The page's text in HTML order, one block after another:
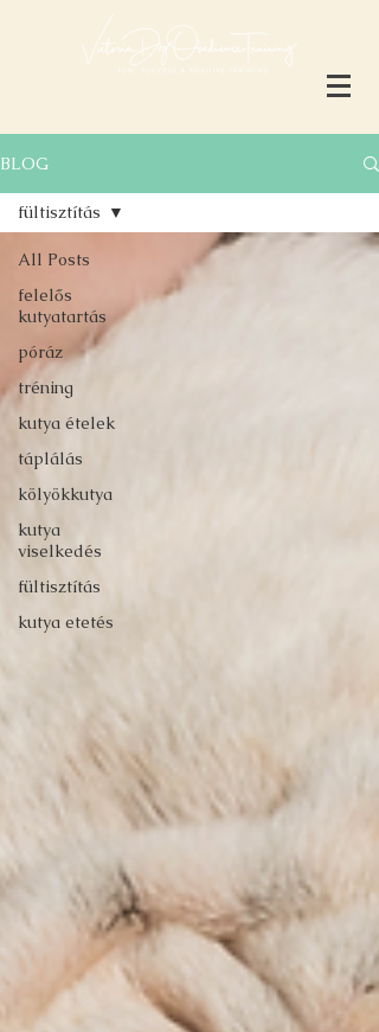
BLOG
All Posts
felelős
kutyatartás
póráz
tréning
kutya ételek
táplálás
kölyökkutya
kutya
viselkedés
fültisztítás
kutya etetés
fültisztítás